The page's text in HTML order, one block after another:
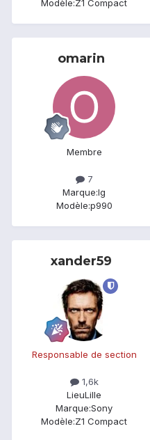
Modèle:Z1 Compact
omarin
Membre
7
Marque:lg
Modèle:p990
xander59
Responsable de section
1,6k
LieuLille
Marque:Sony
Modèle:Z1 Compact